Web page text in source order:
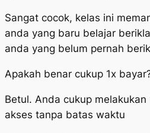
Sangat cocok, kelas ini
anda yang baru belajar
anda yang belum pernah
Apakah benar cukup 1x
Betul. Anda cukup
akses tanpa batas waktu